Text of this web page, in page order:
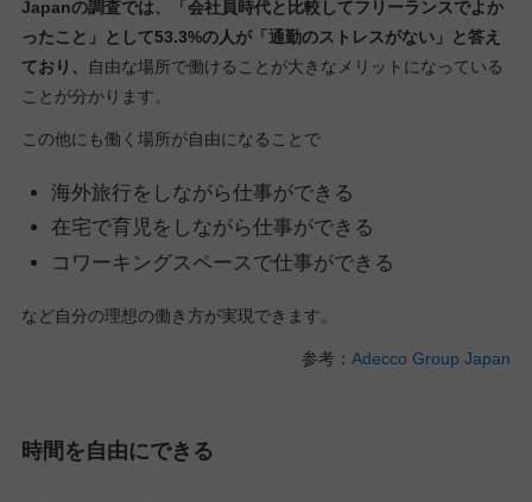
Japanの調査では、「会社員時代と比較してフリーランスでよか
ったこと」として53.3%の人が「通勤のストレスがない」と答え
ており、
自由な場所で働けることが大きなメリットになっている
ことが分かります。
この他にも働く場所が自由になることで
海外旅行をしながら仕事ができる
在宅で育児をしながら仕事ができる
コワーキングスペースで仕事ができる
など自分の理想の働き方が実現できます。
参考：Adecco Group Japan
時間を自由にできる